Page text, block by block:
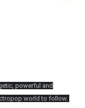
powerful and
world to follow.